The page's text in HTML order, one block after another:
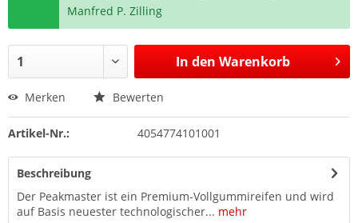
Manfred P. Zilling
In den Warenkorb
Merken Bewerten
Artikel-Nr.: 4054774101001
Beschreibung
Der Peakmaster ist ein Premium-Vollgummireifen und wird
auf Basis neuester technologischer... mehr